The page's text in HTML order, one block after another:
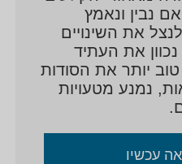
נבין ונאמץ
את השינויים
את העתיד
יותר את הסודות
נמנע מטעויות
עכשיו